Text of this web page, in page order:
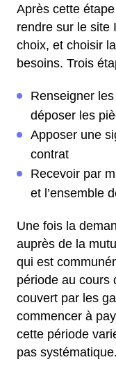
Après cette
rendre sur le site
choix, et choisir
besoins. Trois
Renseigner
déposer les
Apposer une
contrat
Recevoir par
et l’ensemble
Une fois la
auprès de la
qui est
période au cours
couvert par les
commencer à
cette période
pas systématique.